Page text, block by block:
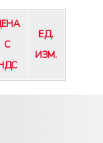
С
ЕД.
ИЗМ.